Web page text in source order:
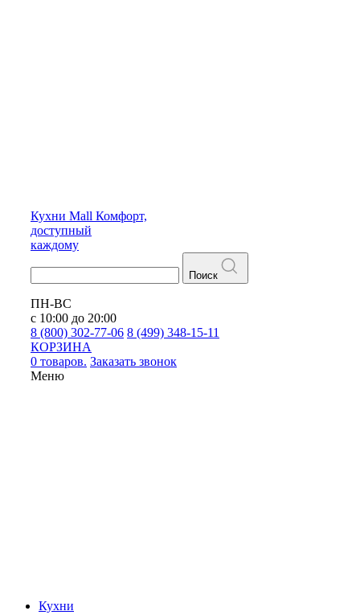
Кухни Mall Комфорт,
доступный
каждому
Поиск
ПН-ВС
с 10:00 до 20:00
8 (800) 302-77-06 8 (499) 348-15-11
КОРЗИНА
0 товаров. Заказать звонок
Меню
Кухни